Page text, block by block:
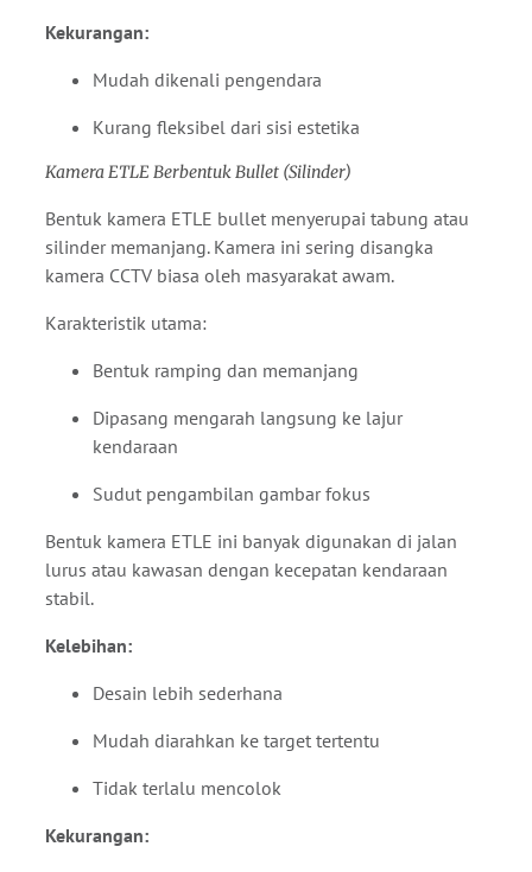
Kekurangan:
Mudah dikenali pengendara
Kurang fleksibel dari sisi estetika
Kamera ETLE Berbentuk Bullet (Silinder)
Bentuk kamera ETLE bullet menyerupai tabung atau
silinder memanjang. Kamera ini sering disangka
kamera CCTV biasa oleh masyarakat awam.
Karakteristik utama:
Bentuk ramping dan memanjang
Dipasang mengarah langsung ke lajur
kendaraan
Sudut pengambilan gambar fokus
Bentuk kamera ETLE ini banyak digunakan di jalan
lurus atau kawasan dengan kecepatan kendaraan
stabil.
Kelebihan:
Desain lebih sederhana
Mudah diarahkan ke target tertentu
Tidak terlalu mencolok
Kekurangan: